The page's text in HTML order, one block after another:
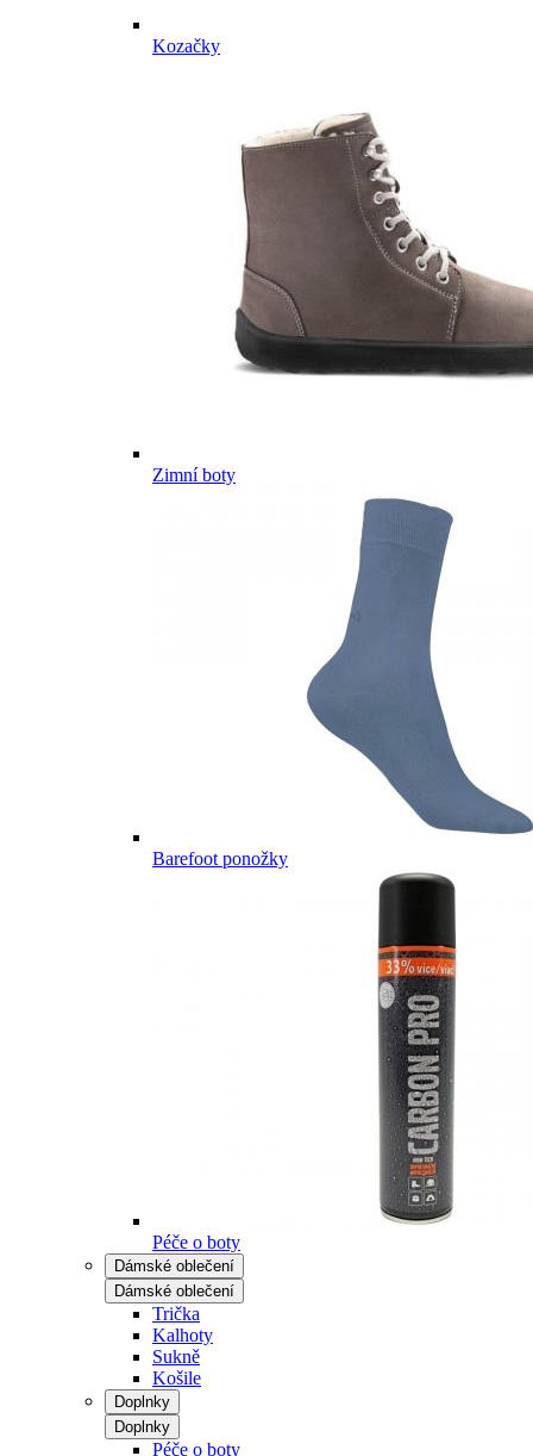
Kozačky
Zimní boty
Barefoot ponožky
Péče o boty
Dámské oblečení
Dámské oblečení
Trička
Kalhoty
Sukně
Košile
Doplnky
Doplnky
Péče o boty